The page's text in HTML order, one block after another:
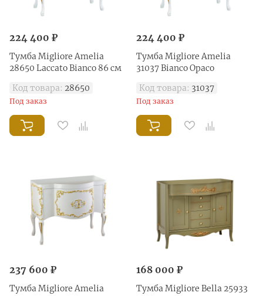
224 400 ₽
Тумба Migliore Amelia
28650 Laccato Bianco 86 см
Код товара: 28650
Под заказ
224 400 ₽
Тумба Migliore Amelia
31037 Bianco Opaco
Код товара: 31037
Под заказ
237 600 ₽
Тумба Migliore Amelia
168 000 ₽
Тумба Migliore Bella 25933